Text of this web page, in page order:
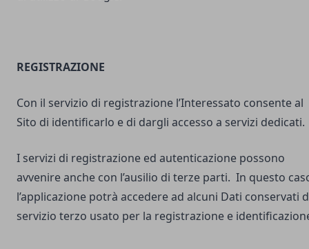
REGISTRAZIONE
Con il servizio di registrazione l’Interessato consente al
Sito di identificarlo e di dargli accesso a servizi dedicati.
I servizi di registrazione ed autenticazione possono
avvenire anche con l’ausilio di terze parti. In questo
l’applicazione potrà accedere ad alcuni Dati conservati
servizio terzo usato per la registrazione e